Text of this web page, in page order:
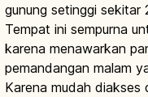
gunung setinggi sekitar
Tempat ini sempurna
karena menawarkan
pemandangan malam
Karena mudah